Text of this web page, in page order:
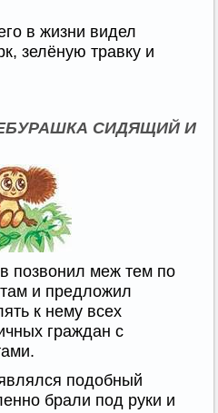
в жизни видел
зелёную травку и
СИДЯЩИЙ И
позвонил меж тем по
и предложил
к нему всех
граждан с
подобный
брали под руки и